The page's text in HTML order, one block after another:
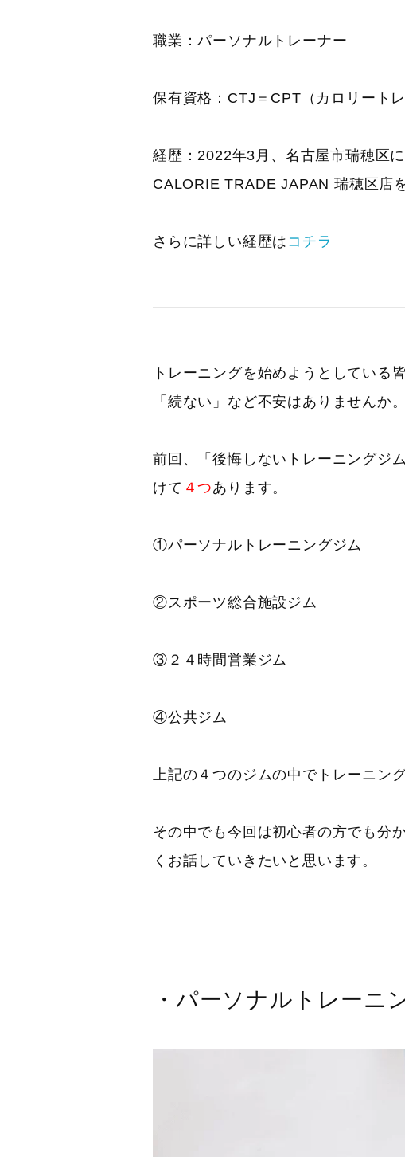
職業：パーソナルトレーナー
保有資格：CTJ＝CPT（カロリート
経歴：2022年3月、名古屋市瑞穂区
CALORIE TRADE JAPAN 瑞穂区店
さらに詳しい経歴は コチラ
トレーニングを始めようとしている
「続ない」など不安はありませんか
前回、「後悔しないトレーニングジ
けて ４つあります。
①パーソナルトレーニングジム
②スポーツ総合施設ジム
③２４時間営業ジム
④公共ジム
上記の４つのジムの中でトレーニン
その中でも今回は初心者の方でも分
くお話していきたいと思います。
・パーソナルトレーニ